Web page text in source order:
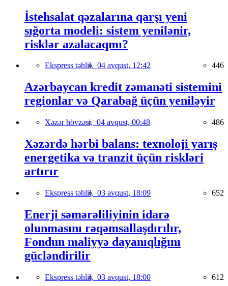
İstehsalat qəzalarına qarşı yeni
sığorta modeli: sistem yenilənir,
risklər azalacaqmı?
Ekspress təhlil, 04 avqust, 12:42 446
Azərbaycan kredit zəmanəti sistemini
regionlar və Qarabağ üçün yeniləyir
Xəzər hövzəsi, 04 avqust, 00:48 486
Xəzərdə hərbi balans: texnoloji yarış
energetika və tranzit üçün riskləri
artırır
Ekspress təhlil, 03 avqust, 18:09 652
Enerji səmərəliliyinin idarə
olunmasını rəqəmsallaşdırılır,
Fondun maliyyə dayanıqlığını
gücləndirilir
Ekspress təhlil, 03 avqust, 18:00 612